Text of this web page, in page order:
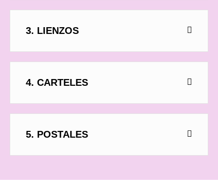
3. LIENZOS
4. CARTELES
5. POSTALES